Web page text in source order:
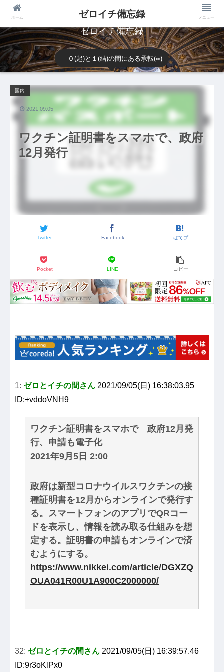
ゼロイチ備忘録
０(起)と１(結)の間にある承転(∞)
ワクチン証明書をスマホで、政府
12月発行
国内
Twitter Facebook はてブ
Pocket LINE コピー
2021.09.05
1: ゼロとイチの間さん 2021/09/05(日) 16:38:03.95
ID:+vddoVNH9
ワクチン証明書をスマホで 政府12月発
行、申請も電子化
2021年9月5日 2:00
政府は新型コロナウイルスワクチンの接
種証明書を12月からオンラインで発行す
る。スマートフォンのアプリでQRコー
ドを表示し、情報を読み取る仕組みを想
定する。証明書の申請もオンラインで済
むようにする。
https://www.nikkei.com/article/DGXZQ
OUA041R00U1A900C2000000/
32: ゼロとイチの間さん 2021/09/05(日) 16:39:57.46
ID:9r3oKlPx0
ホーム ゼロイチ備忘録 メニュー